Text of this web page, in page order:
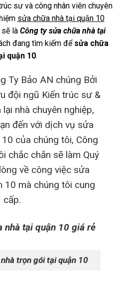
sư và công nhân viên chuyên
sửa chữa nhà tại quận 10
là Công ty sửa chữa nhà tại
đang tìm kiếm để sửa chữa
quận 10.
Ty Bảo AN chúng Bởi
đội ngũ Kiến trúc sư &
nhà chuyên nghiệp,
đến với dịch vụ sửa
của chúng tôi, Công
chắc chắn sẽ làm Quý
về công việc sửa
10 mà chúng tôi cung
cấp.
trọn gói tại quận 10